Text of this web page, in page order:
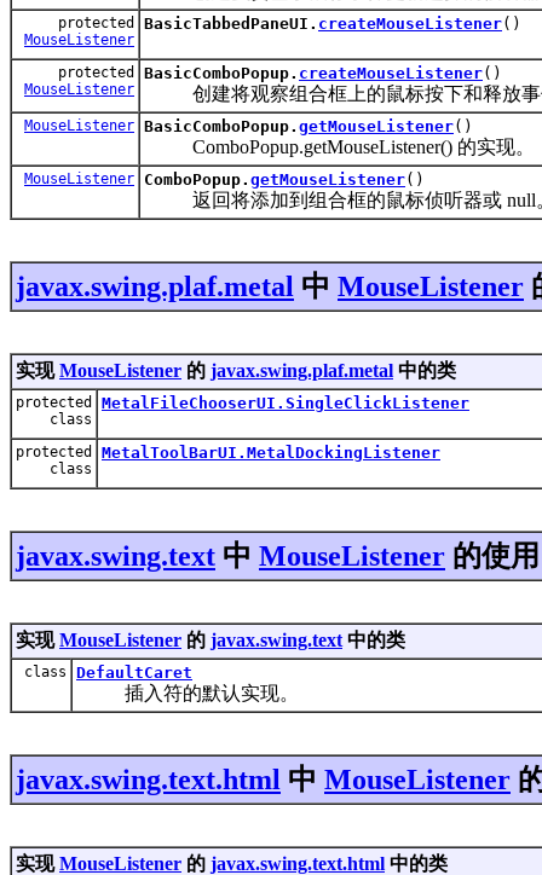
protected
MouseListener
BasicTabbedPaneUI. createMouseListener()
protected
MouseListener
BasicComboPopup. createMouseListener()
创建将观察组合框上的鼠标按下和释放事
MouseListener BasicComboPopup. getMouseListener()
ComboPopup.getMouseListener() 的实现。
MouseListener ComboPopup. getMouseListener()
返回将添加到组合框的鼠标侦听器或 null
javax.swing.plaf.metal 中 MouseListener
实现MouseListener 的 javax.swing.plaf.metal 中的类
protected
class
MetalFileChooserUI.SingleClickListener
protected
class
MetalToolBarUI.MetalDockingListener
javax.swing.text 中 MouseListener 的使用
实现MouseListener 的 javax.swing.text 中的类
class DefaultCaret
插入符的默认实现。
javax.swing.text.html 中 MouseListener
实现MouseListener 的 javax.swing.text.html 中的类